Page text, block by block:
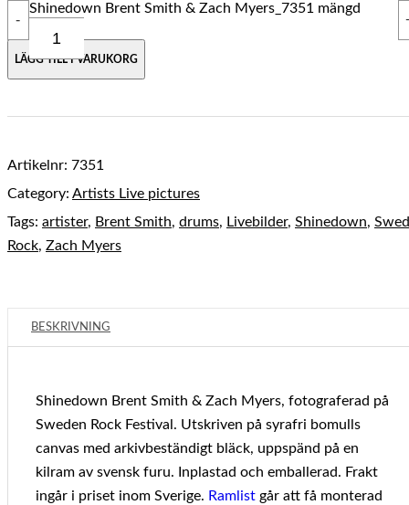
-
Shinedown Brent Smith & Zach Myers_7351 mängd
LÄGG TILL I VARUKORG
Artikelnr: 7351
Category: Artists Live pictures
Tags: artister, Brent Smith, drums, Livebilder, Shinedown,
Rock, Zach Myers
BESKRIVNING
Shinedown Brent Smith & Zach Myers, fotograferad på
Sweden Rock Festival. Utskriven på syrafri bomulls
canvas med arkivbeständigt bläck, uppspänd på en
kilram av svensk furu. Inplastad och emballerad. Frakt
ingår i priset inom Sverige. Ramlist går att få monterad